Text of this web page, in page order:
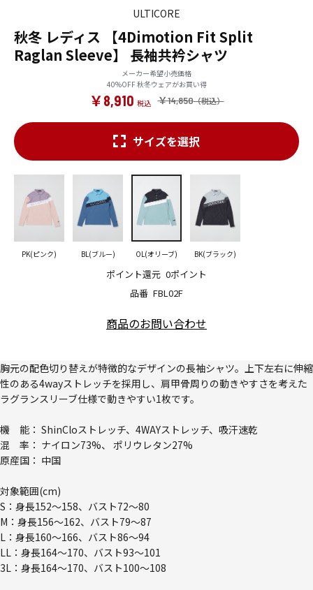
ULTICORE
秋冬 レディス 【4Dimotion Fit Split
Raglan Sleeve】 長袖共衿シャツ
メーカー希望小売価格
40%OFF 秋冬ウェアがお買い得
￥14,850
￥8,910
品番 FBL02F
ポイント還元 0ポイント
サイズを選択
PK(ピンク) BL(ブルー) OL(オリーブ) BK(ブラック)
商品のお問い合わせ
胸元の配色切り替えが特徴的なデザインの長袖シャツ。上下左右に伸縮
性のある4wayストレッチを採用し、肩甲骨周りの動きやすさを考えた
ラグランスリーブ仕様で動きやすい1枚です。
機 能： ShinCloストレッチ、4WAYストレッチ、吸汗速乾
混 率： ナイロン73%、 ポリウレタン27%
原産国： 中国
対象範囲(cm)
S：身長152～158、バスト72～80
M：身長156～162、バスト79～87
L：身長160～166、バスト86～94
LL：身長164～170、バスト93～101
3L：身長164～170、バスト100～108